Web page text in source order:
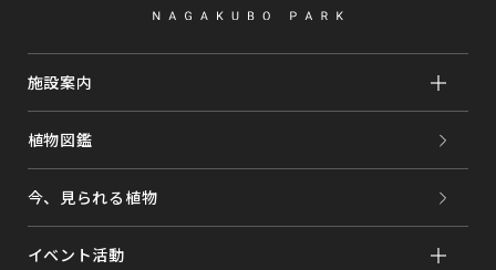
施設案内
植物図鑑
今、見られる植物
イベント活動